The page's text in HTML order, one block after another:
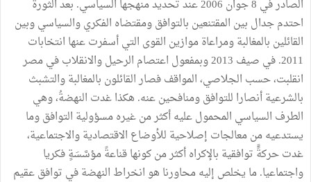
الصادر في 8 جوان 2006 عند تحديد منهجها السياسي. بعد الثورة
احتدم جدال بين المقتنعين بالتوافق ومقتضاه الفكري والسياسي وبين
القائلين بالمغالبة ومراعاة موازين القوى التي أسفرت عنها انتخابات
2011. في صيف 2013 وبمفعول اعتصام الرحيل والانقلاب في مصر
انقلبت، حسب الجلاصي، المواقف فصار القائلون بالمغالبة والتشبث
بالشرعية أنصارا للتوافق ومنافحين عنه. هكذا غدت النهضةُ، وهي
الطرف السياسي المحمول عليه أكثر من غيره مسؤولية التوافق وما
يستدعيه من معالجات إصلاحية للأوضاع الاقتصادية والاجتماعية،
غدت حركةًً توافقية بالإكراه أكثر من كونها قناعةً مؤسَّسَةٍ فكريا
واجتماعيا. ما يخلص إليه محاورنا هو انخراط النهضة في توافق عقيم